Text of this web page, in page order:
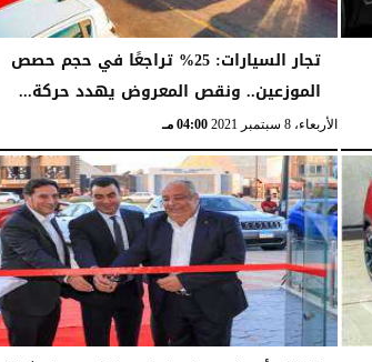
تجار السيارات: 25% تراجعًا في حجم حصص
الموزعين.. ونقص المعروض يهدد حركة...
الأربعاء، 8 سبتمبر 2021 04:00 مـ